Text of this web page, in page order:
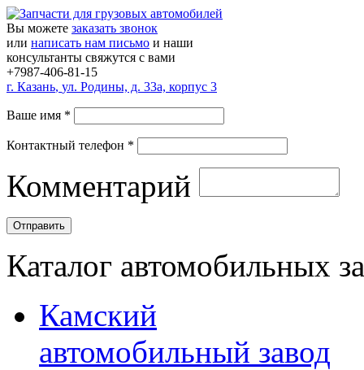
Вы можете заказать звонок
или написать нам письмо и наши
консультанты свяжутся с вами
+7987-406-81-15
г. Казань, ул. Родины, д. 33а, корпус 3
Ваше имя *
Контактный телефон *
Комментарий
Каталог автомобильных
Камский
автомобильный завод